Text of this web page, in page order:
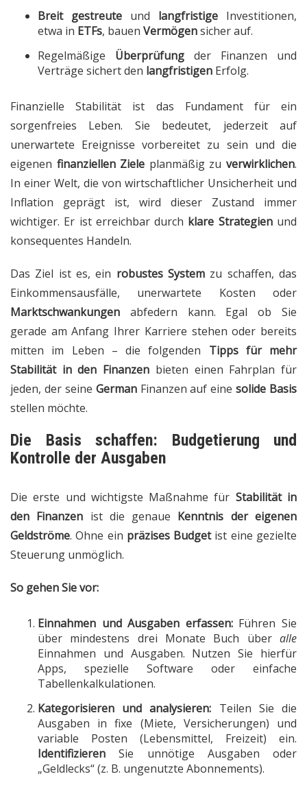
Breit gestreute und langfristige Investitionen,
etwa in ETFs, bauen Vermögensicher auf.
Regelmäßige Überprüfung der Finanzen und
Verträge sichert den langfristigen Erfolg.
Finanzielle Stabilität ist das Fundament für ein
sorgenfreies Leben. Sie bedeutet, jederzeit auf
unerwartete Ereignisse vorbereitet zu sein und die
eigenen finanziellen Ziele planmäßig zuverwirklichen.
In einer Welt, die von wirtschaftlicher Unsicherheit und
Inflation geprägt ist, wird dieser Zustand immer
wichtiger. Er ist erreichbar durch klare Strategienund
konsequentes Handeln.
Das Ziel ist es, ein robustes System zu schaffen, das
Einkommensausfälle, unerwartete Kosten oder
Marktschwankungen abfedern kann. Egal ob Sie
gerade am Anfang Ihrer Karriere stehen oder bereits
mitten im Leben – die folgenden Tipps für mehr
Stabilität in den Finanzen bieten einen Fahrplan für
jeden, der seine GermanFinanzen auf einesolide Basis
stellen möchte.
Die Basis schaffen: Budgetierung und
Kontrolle der Ausgaben
Die erste und wichtigste Maßnahme für Stabilität in
den Finanzen ist die genaue Kenntnis der eigenen
Geldströme. Ohne ein präzises Budgetist eine gezielte
Steuerung unmöglich.
So gehen Sie vor:
Einnahmen und Ausgaben erfassen:Führen Sie
über mindestens drei Monate Buch über alle
Einnahmen und Ausgaben. Nutzen Sie hierfür
Apps, spezielle Software oder einfache
Tabellenkalkulationen.
Kategorisieren und analysieren: Teilen Sie die
Ausgaben in fixe (Miete, Versicherungen) und
variable Posten (Lebensmittel, Freizeit) ein.
Identifizieren Sie unnötige Ausgaben oder
„Geldlecks“ (z. B. ungenutzte Abonnements).